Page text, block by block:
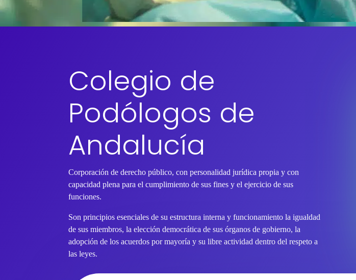
Colegio de
Podólogos de
Andalucía
Corporación de derecho público, con personalidad jurídica propia y con
capacidad plena para el cumplimiento de sus fines y el ejercicio de sus
funciones.
Son principios esenciales de su estructura interna y funcionamiento la igualdad
de sus miembros, la elección democrática de sus órganos de gobierno, la
adopción de los acuerdos por mayoría y su libre actividad dentro del respeto a
las leyes.